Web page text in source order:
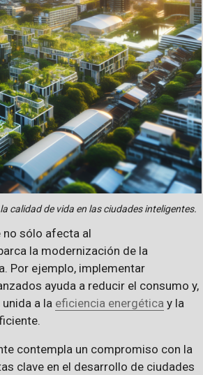
calidad de vida en las ciudades inteligentes.
no sólo afecta al
la modernización de la
Por ejemplo, implementar
ayuda a reducir el consumo y,
a la eficiencia energética y la
contempla un compromiso con la
clave en el desarrollo de ciudades